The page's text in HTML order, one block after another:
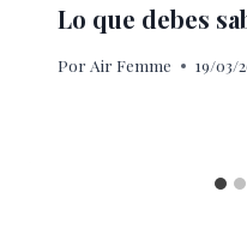
Lo que debes
Por Air Femme 19/03/